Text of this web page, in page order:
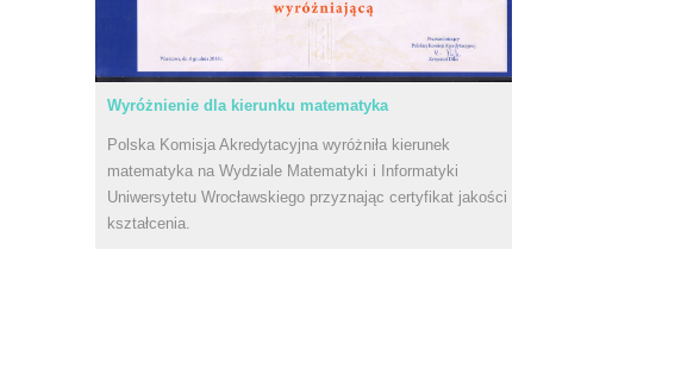
Wyróżnienie dla kierunku matematyka
Polska Komisja Akredytacyjna wyróżniła kierunek
matematyka na Wydziale Matematyki i Informatyki
Uniwersytetu Wrocławskiego przyznając certyfikat jakości
kształcenia.